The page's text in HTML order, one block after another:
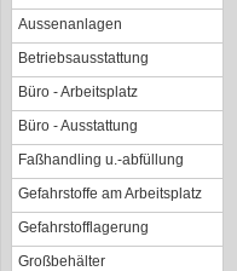
Aussenanlagen
Betriebsausstattung
Büro - Arbeitsplatz
Büro - Ausstattung
Faßhandling u.-abfüllung
Gefahrstoffe am Arbeitsplatz
Gefahrstofflagerung
Großbehälter